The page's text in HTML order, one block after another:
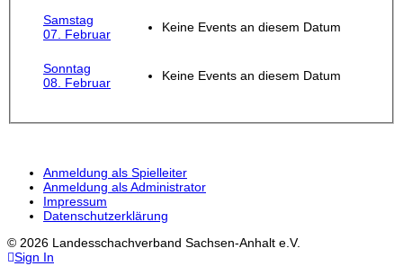
Samstag
07. Februar
Keine Events an diesem Datum
Sonntag
08. Februar
Keine Events an diesem Datum
Anmeldung als Spielleiter
Anmeldung als Administrator
Impressum
Datenschutzerklärung
© 2026 Landesschachverband Sachsen-Anhalt e.V.
Sign In